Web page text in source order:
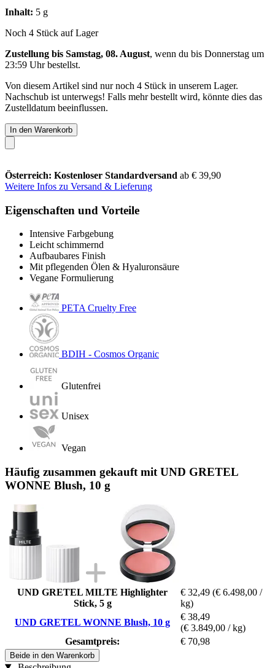
Inhalt: 5 g
Noch 4 Stück auf Lager
Zustellung bis Samstag, 08. August, wenn du bis Donnerstag um
23:59 Uhrbestellst.
Von diesem Artikel sind nur noch 4 Stück in unserem Lager.
Nachschub ist unterwegs! Falls mehr bestellt wird, könnte dies das
Zustelldatum beeinflussen.
In den Warenkorb
Österreich: Kostenloser Standardversand ab € 39,90
Weitere Infos zu Versand & Lieferung
Eigenschaften und Vorteile
Intensive Farbgebung
Leicht schimmernd
Aufbaubares Finish
Mit pflegenden Ölen & Hyaluronsäure
Vegane Formulierung
PETA Cruelty Free
BDIH - Cosmos Organic
Glutenfrei
Unisex
Vegan
Häufig zusammen gekauft mit UND GRETEL
WONNE Blush, 10 g
UND GRETEL MILTE Highlighter
Stick, 5 g
€ 32,49 (€ 6.498,00 /
kg)
UND GRETEL WONNE Blush, 10 g
€ 38,49
(€ 3.849,00 / kg)
Gesamtpreis:
€ 70,98
Beide in den Warenkorb